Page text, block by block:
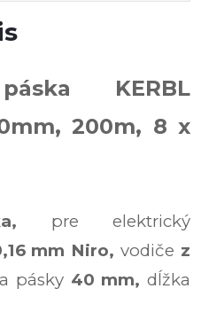
KERBL
200m, 8 x
pre elektrický
mm Niro,vodiče z
pásky 40 mm,dĺžka